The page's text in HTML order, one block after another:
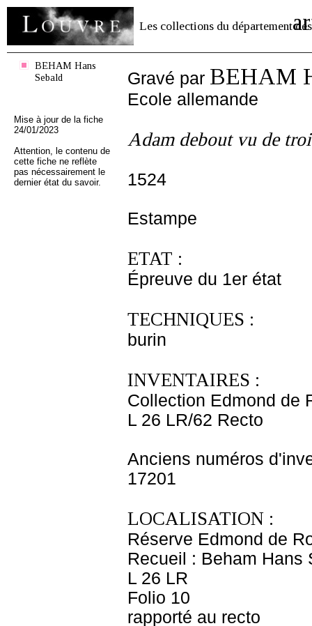
Les collections du département des
BEHAM Hans
Sebald
Mise à jour de la fiche
24/01/2023
Attention, le contenu de
cette fiche ne reflète
pas nécessairement le
dernier état du savoir.
Gravé par BEHAM
Ecole allemande
Adam debout vu de
1524
Estampe
ETAT :
Épreuve du 1er état
TECHNIQUES :
burin
INVENTAIRES :
Collection Edmond de
L 26 LR/62 Recto
Anciens numéros
17201
LOCALISATION :
Réserve Edmond de
Recueil : Beham Hans
L 26 LR
Folio 10
rapporté au recto